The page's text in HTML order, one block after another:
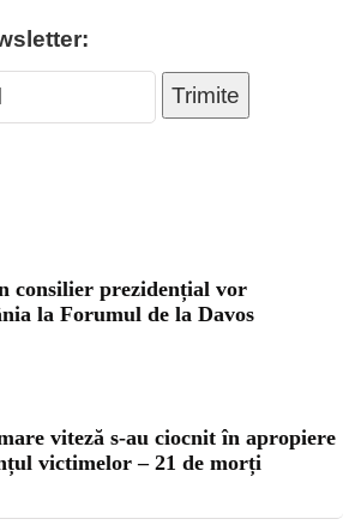
Trimite
consilier prezidențial vor
la Forumul de la Davos
viteză s-au ciocnit în apropiere
victimelor – 21 de morți